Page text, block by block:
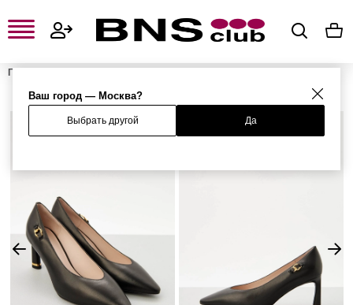
Ваш город — Москва?
Выбрать другой Да
Главная